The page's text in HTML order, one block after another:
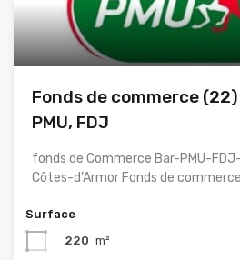
Fonds de commerce
PMU, FDJ
fonds de Commerce Bar-PMU-
Côtes-d’Armor Fonds de
Surface
220 m²